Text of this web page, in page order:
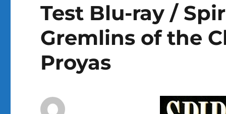
Test Blu-ray /
Gremlins of the
Proyas